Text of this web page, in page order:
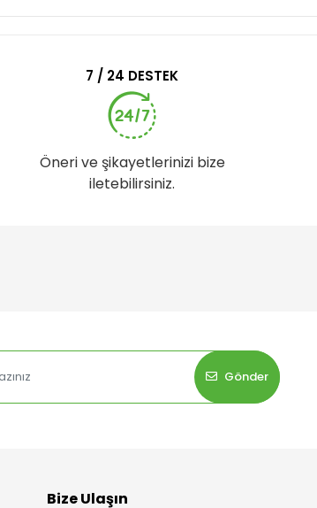
7 / 24 DESTEK
Öneri ve şikayetlerinizi bize
iletebilirsiniz.
Gönder
Bize Ulaşın